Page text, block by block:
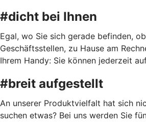
#dicht bei Ihnen
Egal, wo Sie sich gerade befinden,
Geschäftsstellen, zu Hause am
Ihrem Handy: Sie können jederzeit
#breit aufgestellt
An unserer Produktvielfalt hat sich
suchen etwas? Bei uns werden Sie